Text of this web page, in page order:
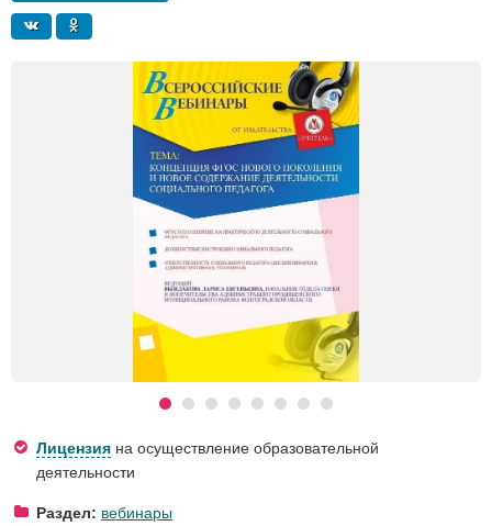
Лицензия на осуществление образовательной
деятельности
Раздел: вебинары